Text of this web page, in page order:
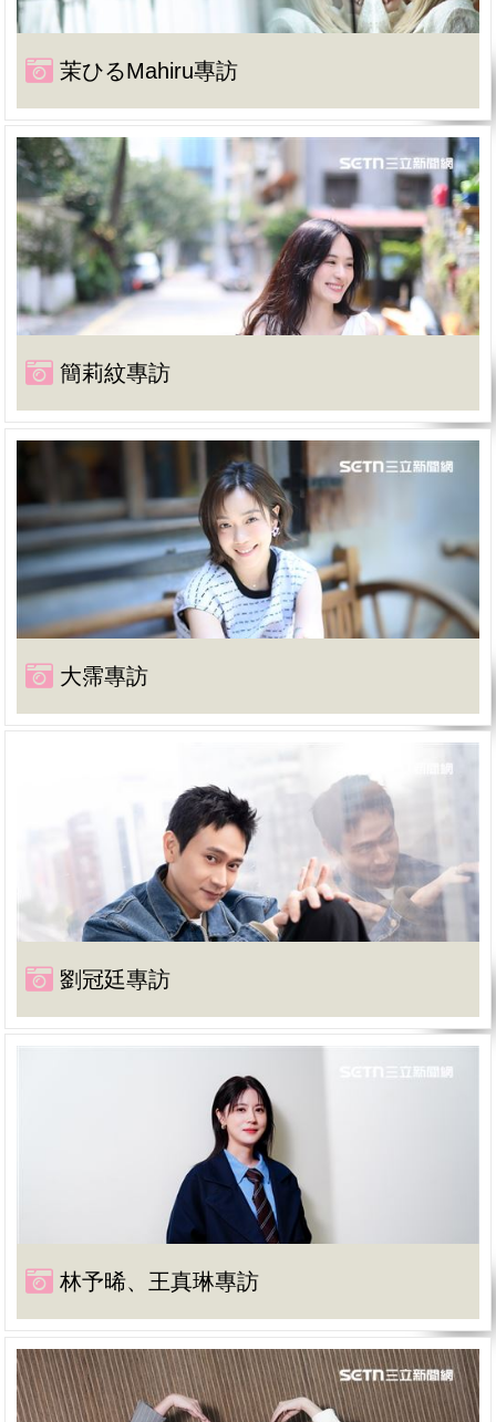
茉ひるMahiru專訪
簡莉紋專訪
大霈專訪
劉冠廷專訪
林予晞、王真琳專訪